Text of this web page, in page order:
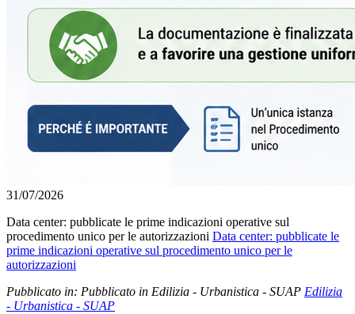
31/07/2026
Data center: pubblicate le prime indicazioni operative sul
procedimento unico per le autorizzazioni Data center: pubblicate le
prime indicazioni operative sul procedimento unico per le
autorizzazioni
Pubblicato in: Pubblicato in Edilizia - Urbanistica - SUAP Edilizia
- Urbanistica - SUAP